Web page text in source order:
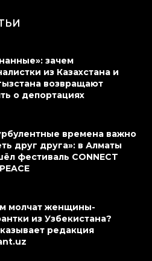
зачем
из Казахстана и
возвращают
о депортациях
времена важно
друг друга»: в Алматы
фестиваль CONNECT
молчат женщины-
из Узбекистана?
редакция